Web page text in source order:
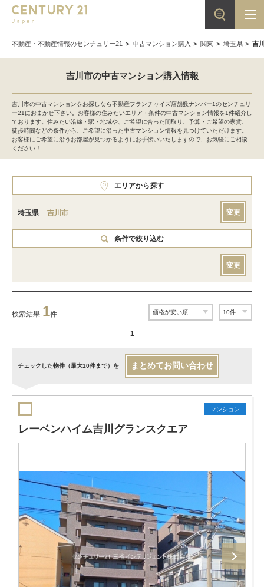
不動産・不動産情報のセンチュリー21 中古マンション購入 関東 埼玉県 吉
吉川市の中古マンション購入情報
吉川市の中古マンションをお探しなら不動産フランチャイズ店舗数ナンバー1のセンチュリ
ー21におまかせ下さい。お客様の住みたいエリア・条件の中古マンション情報を1件紹介し
ております。住みたい沿線・駅・地域や、ご希望に合った間取り、予算・ご希望の家賃、
徒歩時間などの条件から、ご希望に沿った中古マンション情報を見つけていただけます。
お客様にご希望に沿うお部屋が見つかるようにお手伝いいたしますので、お気軽にご相談
ください！
エリアから探す
埼玉県 吉川市 変更
条件で絞り込む
変更
検索結果 1件
1
チェックした物件（最大10件まで）を まとめてお問い合わせ
マンション
レーベンハイム吉川グランスクエア